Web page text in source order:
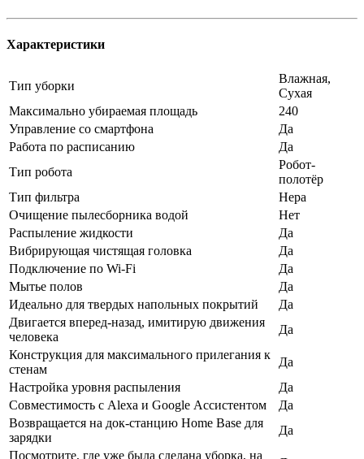
Характеристики
Тип уборки
Влажная,
Сухая
Максимально убираемая площадь
240
Управление со смартфона
Да
Работа по расписанию
Да
Тип робота
Робот-
полотёр
Тип фильтра
Нера
Очищение пылесборника водой
Нет
Распыление жидкости
Да
Вибрирующая чистящая головка
Да
Подключение по Wi-Fi
Да
Мытье полов
Да
Идеально для твердых напольных покрытий
Да
Двигается вперед-назад, имитирую движения
человека
Да
Конструкция для максимального прилегания к
стенам
Да
Настройка уровня распыления
Да
Совместимость с Alexa и Google Ассистентом
Да
Возвращается на док-станцию Home Base для
зарядки
Да
Посмотрите, где уже была сделана уборка, на